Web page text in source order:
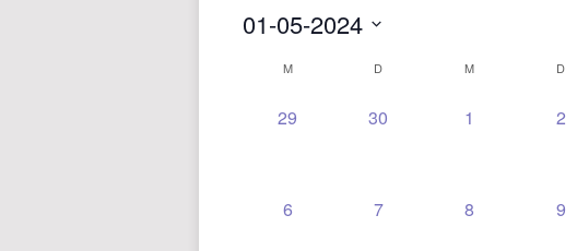
01-05-2024
wählen.
KALENDER
VON
M D M D
0
29
0
30
0
1
0
2
0
6
0
7
0
8
0
9